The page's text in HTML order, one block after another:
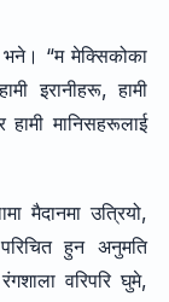
“म मेक्सिकोका
इरानीहरू, हामी
मानिसहरूलाई
मैदानमा उत्रियो,
हुन अनुमति
वरिपरि घुमे,